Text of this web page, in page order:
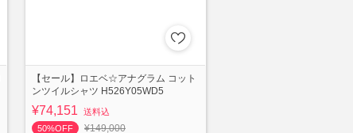
【セール】ロエベ☆アナグラム コット
ンツイルシャツ H526Y05WD5
¥74,151
送料込
50%OFF
¥149,000